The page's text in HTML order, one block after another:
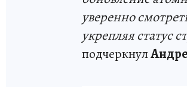
уверенно
укрепляя статус
подчеркнул